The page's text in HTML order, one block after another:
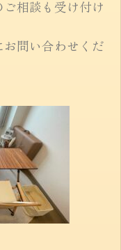
相談も受け付け
問い合わせくだ